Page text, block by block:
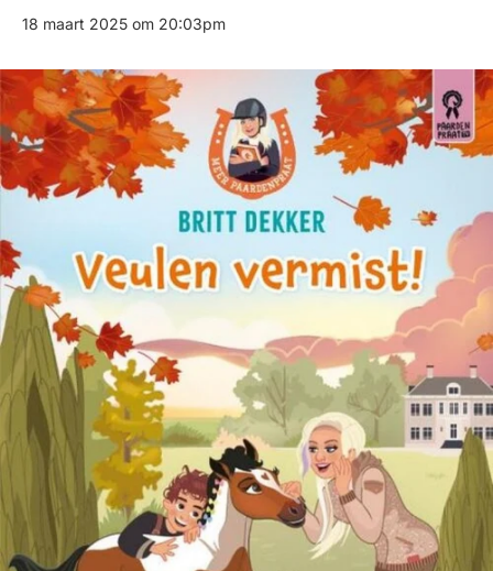
18 maart 2025 om 20:03pm